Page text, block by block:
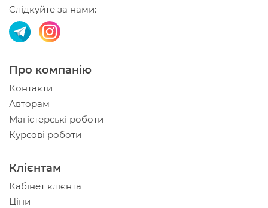
Слідкуйте за нами:
Про компанію
Контакти
Авторам
Магістерські роботи
Курсові роботи
Клієнтам
Кабінет клієнта
Ціни